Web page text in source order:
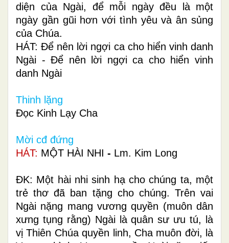
diện của Ngài, để mỗi ngày đều là một
ngày gần gũi hơn với tình yêu và ân sủng
của Chúa.
HÁT: Để nên lời ngợi ca cho hiển vinh danh
Ngài - Để nên lời ngợi ca cho hiển vinh
danh Ngài
Thinh lặng
Đọc Kinh Lạy Cha
Mời cđ đứng
HÁT: MỘT HÀI NHI - Lm. Kim Long
ÐK: Một hài nhi sinh hạ cho chúng ta, một
trẻ thơ đã ban tặng cho chúng. Trên vai
Ngài nặng mang vương quyền (muôn dân
xưng tụng rằng) Ngài là quân sư ưu tú, là
vị Thiên Chúa quyền linh, Cha muôn đời, là